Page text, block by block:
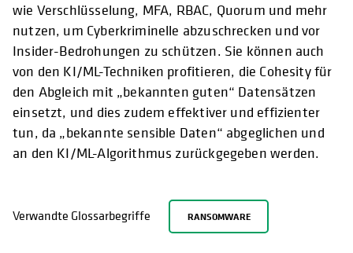
wie Verschlüsselung, MFA, RBAC, Quorum und mehr
nutzen, um Cyberkriminelle abzuschrecken und vor
Insider-Bedrohungen zu schützen. Sie können auch
von den KI/ML-Techniken profitieren, die Cohesity für
den Abgleich mit „bekannten guten“ Datensätzen
einsetzt, und dies zudem effektiver und effizienter
tun, da „bekannte sensible Daten“ abgeglichen und
an den KI/ML-Algorithmus zurückgegeben werden.
Verwandte Glossarbegriffe RANSOMWARE